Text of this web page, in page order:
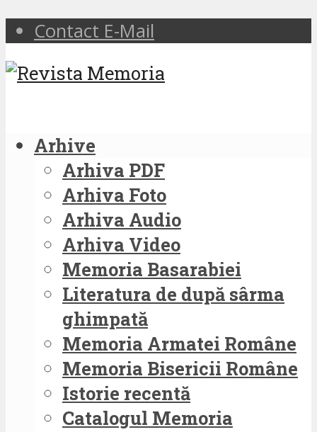
Contact E-Mail
Arhive
Arhiva PDF
Arhiva Foto
Arhiva Audio
Arhiva Video
Memoria Basarabiei
Literatura de după sârma
ghimpată
Memoria Armatei Române
Memoria Bisericii Române
Istorie recentă
Catalogul Memoria